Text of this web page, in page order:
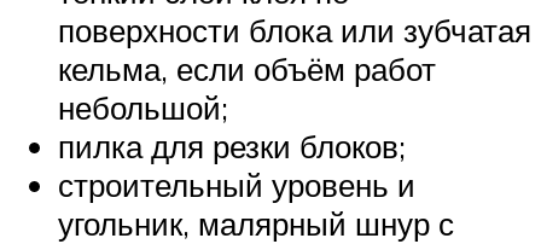
поверхности блока или зубчатая
кельма, если объём работ
небольшой;
пилка для резки блоков;
строительный уровень и
угольник, малярный шнур с